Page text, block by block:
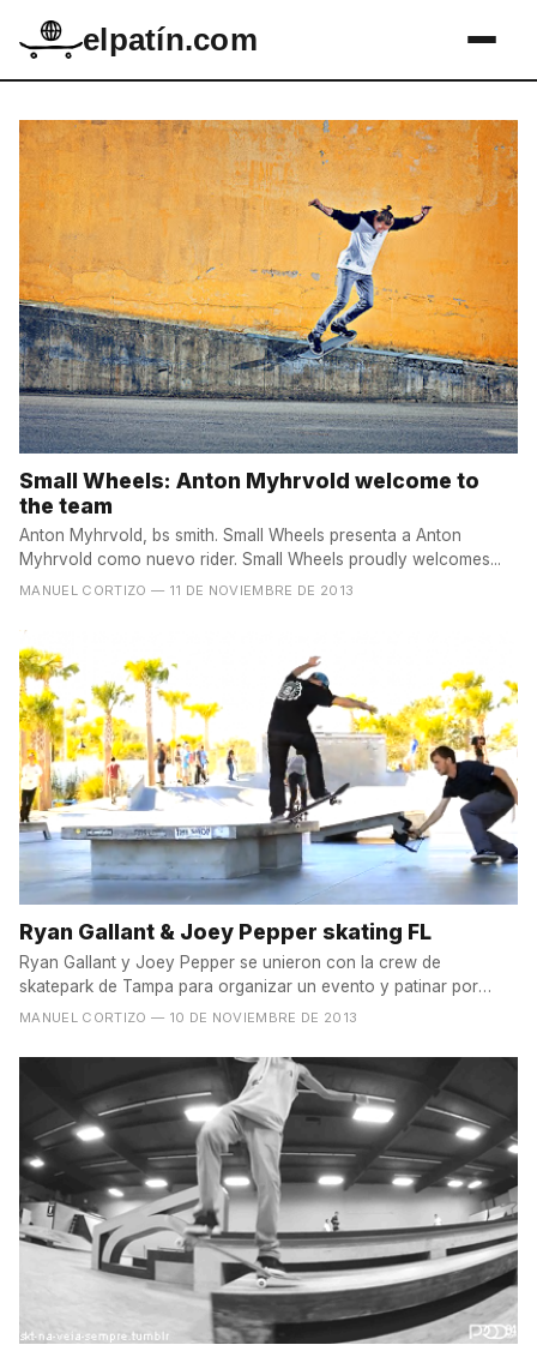
elpatín.com
Small Wheels: Anton Myhrvold welcome to
the team
Anton Myhrvold, bs smith. Small Wheels presenta a Anton
Myhrvold como nuevo rider. Small Wheels proudly welcomes...
MANUEL CORTIZO — 11 DE NOVIEMBRE DE 2013
Ryan Gallant & Joey Pepper skating FL
Ryan Gallant y Joey Pepper se unieron con la crew de
skatepark de Tampa para organizar un evento y patinar por
Florida,...
MANUEL CORTIZO — 10 DE NOVIEMBRE DE 2013